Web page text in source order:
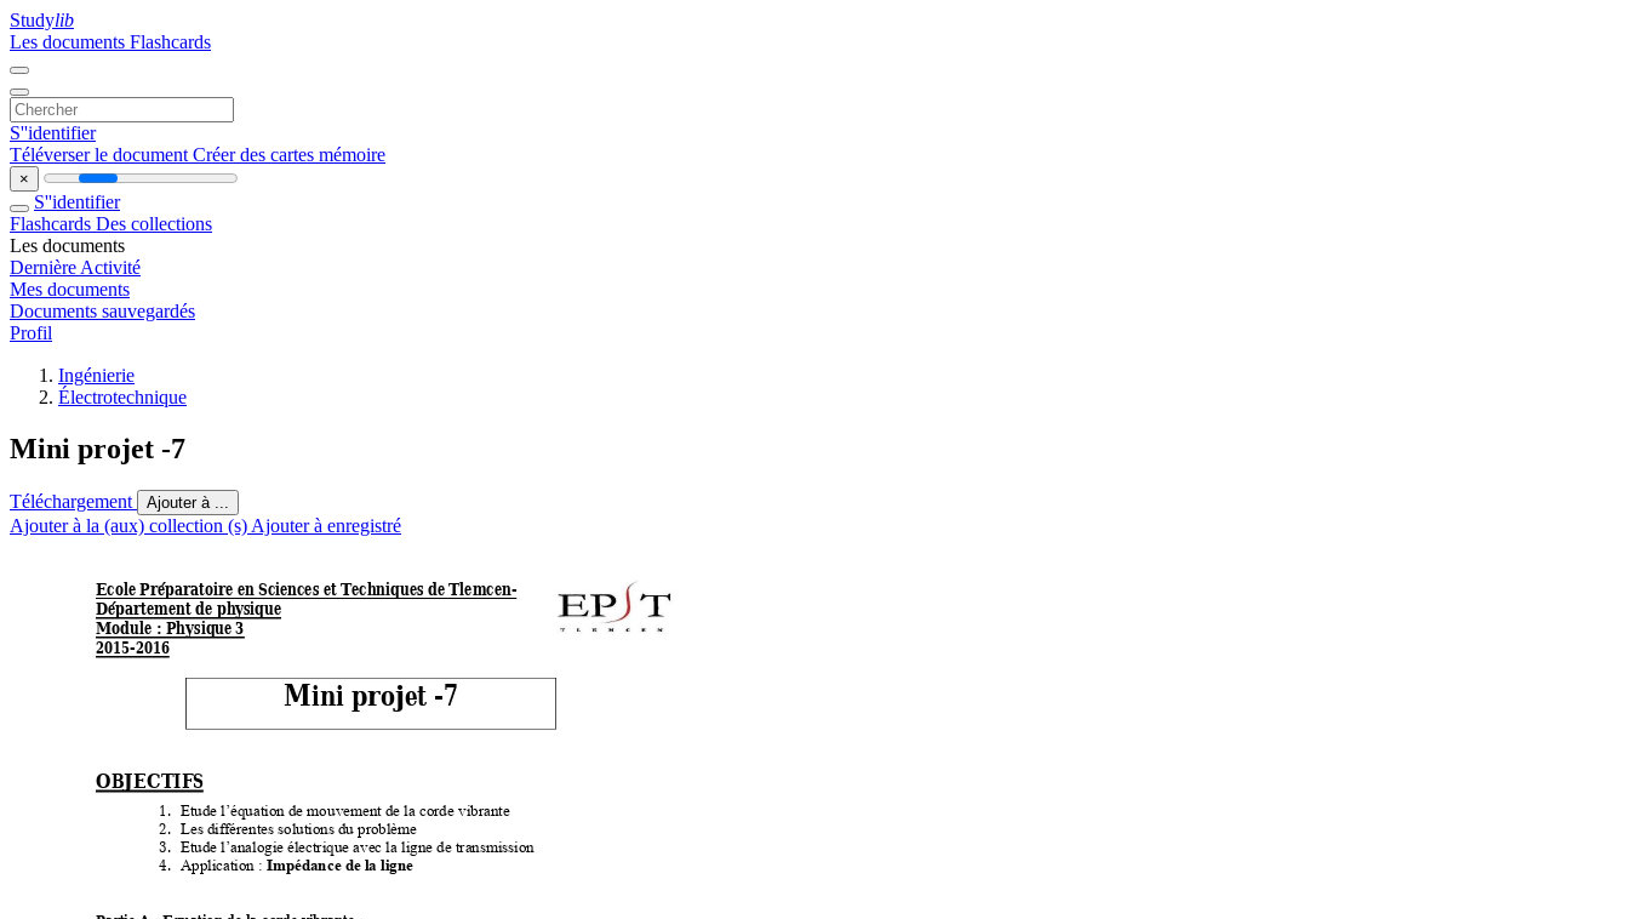
Studylib
Les documents Flashcards
S''identifier
Téléverser le document Créer des cartes mémoire
×
S''identifier
Flashcards Des collections
Les documents
Dernière Activité
Mes documents
Documents sauvegardés
Profil
Ingénierie
Électrotechnique
Mini projet -7
Téléchargement Ajouter à ...
Ajouter à la (aux) collection (s) Ajouter à enregistré
Ecole Préparatoire en Sciences et Techniques de Tlemcen-
Département de physique
Module : Physique 3
2015-2016
Mini projet -7
OBJECTIFS
1. Etude l’équation de mouvement de la corde vibrante
2. Les différentes solutions du problème
3. Etude l’analogie électrique avec la ligne de transmission
4. Application : Impédance de la ligne